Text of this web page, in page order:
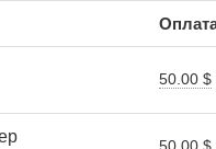
50.00 $